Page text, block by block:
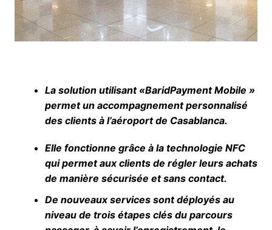
La solution utilisant «BaridPayment Mobile »
permet un accompagnement personnalisé
des clients à l’aéroport de Casablanca.
Elle fonctionne grâce à la technologie NFC
qui permet aux clients de régler leurs achats
de manière sécurisée et sans contact.
De nouveaux services sont déployés au
niveau de trois étapes clés du parcours